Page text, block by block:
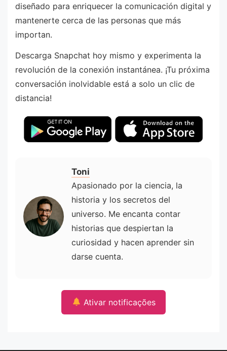
diseñado para enriquecer la comunicación digital y
mantenerte cerca de las personas que más
importan.
Descarga Snapchat hoy mismo y experimenta la
revolución de la conexión instantánea. ¡Tu próxima
conversación inolvidable está a solo un clic de
distancia!
Toni
Apasionado por la ciencia, la
historia y los secretos del
universo. Me encanta contar
historias que despiertan la
curiosidad y hacen aprender sin
darse cuenta.
Ativar notificações